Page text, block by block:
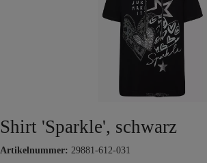
Shirt 'Sparkle', schwarz
Artikelnummer: 29881-612-031